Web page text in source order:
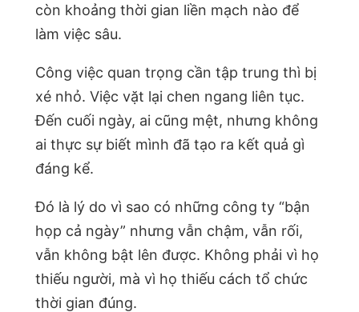
còn khoảng thời gian liền mạch nào để
làm việc sâu.
Công việc quan trọng cần tập trung thì bị
xé nhỏ. Việc vặt lại chen ngang liên tục.
Đến cuối ngày, ai cũng mệt, nhưng không
ai thực sự biết mình đã tạo ra kết quả gì
đáng kể.
Đó là lý do vì sao có những công ty “bận
họp cả ngày” nhưng vẫn chậm, vẫn rối,
vẫn không bật lên được. Không phải vì họ
thiếu người, mà vì họ thiếu cách tổ chức
thời gian đúng.